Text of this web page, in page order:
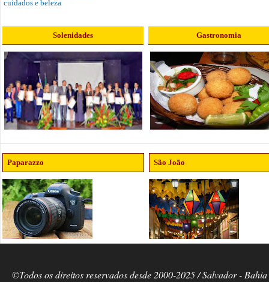
cuidados e beleza
Solenidades Gastronomia
Paparazzo São João
©Todos os direitos reservados desde 2000-2025 / Salvador -